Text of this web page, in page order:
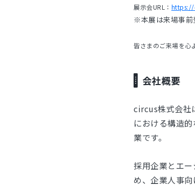
展示会URL： https://
※本展は来場事前
皆さまのご来場を心
会社概要
circus株式会社
における構造
業です。
採用企業とエ
め、企業人事